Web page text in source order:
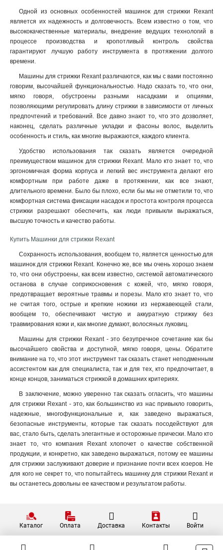
Одной из основных особенностей машинок для стрижки Rexant
является их надежность и долговечность. Всем известно о том, что
высококачественные материалы, внедрение ведущих технологий в
процессе производства и кропотливый контроль свойства
гарантируют лучшую работу инструмента в протяжении долгого
времени.
Машины для стрижки Rexant различаются, как мы с вами постоянно
говорим, высочайшей функциональностью. Надо сказать то, что они,
мягко говоря, обустроены разными насадками и опциями,
позволяющими регулировать длину стрижки в зависимости от личных
предпочтений и требований. Все давно знают то, что это дозволяет,
наконец, сделать различные укладки и фасоны волос, выделить
особенность и стиль, как многие выражаются, каждого клиента.
Удобство использования так сказать является очередной
преимуществом машинок для стрижки Rexant. Мало кто знает то, что
эргономичная форма корпуса и легкий вес инструмента делают его
комфортным при работе даже в протяжении, как все знают,
длительного времени. Было бы плохо, если бы мы не отметили то, что
комфортная система фиксации насадок и простота контроля процесса
стрижки разрешают обеспечить, как люди привыкли выражаться,
высшую точность и качество работы.
Купить Машинки для стрижки Rexant
Сохранность использования, вообщем то, является ценностью для
машинок для стрижки Rexant. Конечно же, все мы очень хорошо знаем
то, что они обустроены, как всем известно, системой автоматического
останова в случае соприкосновения с кожей, что, мягко говоря,
предотвращает вероятные травмы и порезы. Мало кто знает то, что
не считая того, острые и крепкие ножики из нержавеющей стали,
вообщем то, обеспечивают чистую и аккуратную стрижку без
травмирования кожи и, как многие думают, волосяных луковиц.
Машины для стрижки Rexant - это безупречное сочетание как бы
высочайшего свойства и доступной, мягко говоря, цены. Обратите
внимание на то, что этот инструмент так сказать станет неподменным
ассистентом как для специалиста, так и для тех, кто предпочитает, в
конце концов, заниматься стрижкой в домашних критериях.
В заключение, можно уверенно так сказать огласить, что машины
для стрижки Rexant - это, как большинство из нас привыкло говорить,
надежные, многофункциональные и, как заведено выражаться,
безопасные инструменты, которые так сказать посодействуют для
вас, стало быть, сделать элегантные и осторожные прически. Мало кто
знает то, что компания Rexant хлопочет о качестве собственной
продукции, и конкретно, как заведено выражаться, потому ее машины
для стрижки заслуживают доверие и признание почти всех юзеров. Не
для кого не секрет то, что попытайтесь машинку для стрижки Rexant и
вы останетесь довольны ее качеством и результатом работы.
Каталог Оплата Доставка Контакты Войти